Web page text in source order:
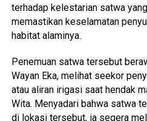
terhadap kelestarian satwa
memastikan keselamatan
habitat alaminya.
Penemuan satwa tersebut
Wayan Eka, melihat seekor
atau aliran irigasi saat hendak
Wita. Menyadari bahwa satwa
di lokasi tersebut, ia segera